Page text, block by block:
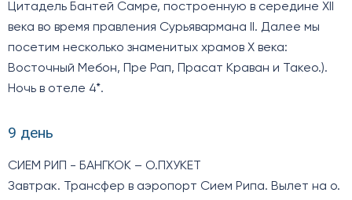
Цитадель Бантей Самре, построенную в середине XII
века во время правления Сурьявармана II. Далее мы
посетим несколько знаменитых храмов X века:
Восточный Мебон, Пре Рап, Прасат Краван и Такео.).
Ночь в отеле 4*.
9 день
СИЕМ РИП - БАНГКОК – О.ПХУКЕТ
Завтрак. Трансфер в аэропорт Сием Рипа. Вылет на о.